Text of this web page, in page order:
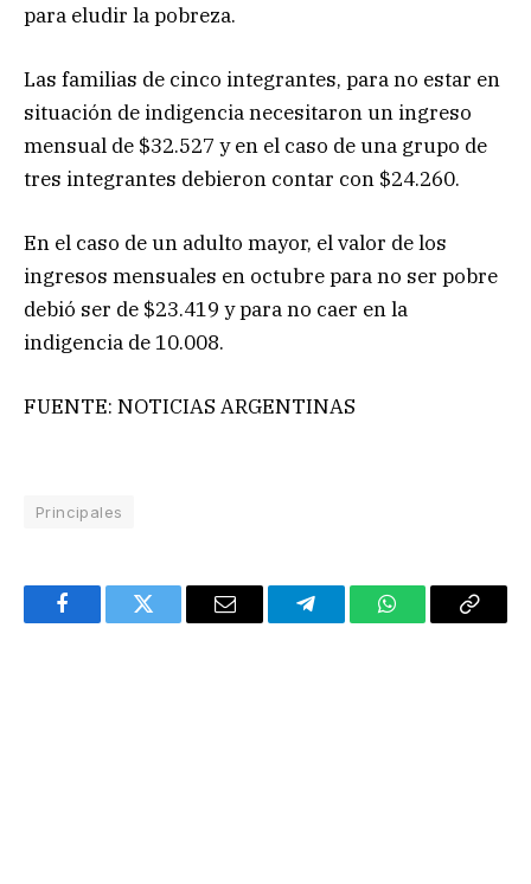
para eludir la pobreza.
Las familias de cinco integrantes, para no estar en
situación de indigencia necesitaron un ingreso
mensual de $32.527 y en el caso de una grupo de
tres integrantes debieron contar con $24.260.
En el caso de un adulto mayor, el valor de los
ingresos mensuales en octubre para no ser pobre
debió ser de $23.419 y para no caer en la
indigencia de 10.008.
FUENTE: NOTICIAS ARGENTINAS
Principales
FacebookTwitter Email TelegramWhatsAppCopy